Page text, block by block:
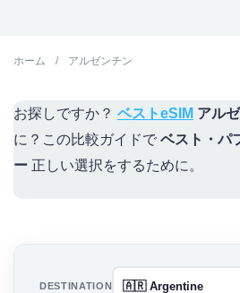
ホーム / アルゼンチン
お探しですか？ ベストeSIM アル
に？この比較ガイドで ベスト・パ
ー 正しい選択をするために。
DESTINATION